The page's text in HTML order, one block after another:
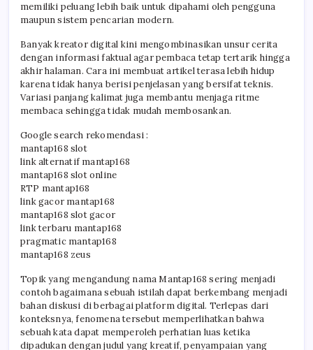
memiliki peluang lebih baik untuk dipahami oleh pengguna
maupun sistem pencarian modern.
Banyak kreator digital kini mengombinasikan unsur cerita
dengan informasi faktual agar pembaca tetap tertarik hingga
akhir halaman. Cara ini membuat artikel terasa lebih hidup
karena tidak hanya berisi penjelasan yang bersifat teknis.
Variasi panjang kalimat juga membantu menjaga ritme
membaca sehingga tidak mudah membosankan.
Google search rekomendasi :
mantap168 slot
link alternatif mantap168
mantap168 slot online
RTP mantap168
link gacor mantap168
mantap168 slot gacor
link terbaru mantap168
pragmatic mantap168
mantap168 zeus
Topik yang mengandung nama Mantap168 sering menjadi
contoh bagaimana sebuah istilah dapat berkembang menjadi
bahan diskusi di berbagai platform digital. Terlepas dari
konteksnya, fenomena tersebut memperlihatkan bahwa
sebuah kata dapat memperoleh perhatian luas ketika
dipadukan dengan judul yang kreatif, penyampaian yang